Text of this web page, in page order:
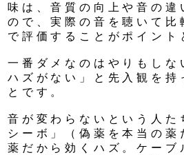
味は、音質の向上や音の違
ので、実際の音を聴いて比
で評価することがポイント
一番ダメなのはやりもしな
ハズがない」と先入観を持
とです。
音が変わらないという人た
シーボ」（偽薬を本当の薬
薬だから効くハズ。ケーブ